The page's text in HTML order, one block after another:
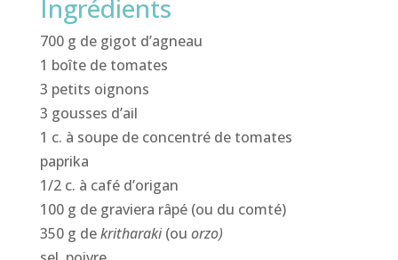
Ingrédients
700 g de gigot d’agneau
1 boîte de tomates
3 petits oignons
3 gousses d’ail
1 c. à soupe de concentré de tomates
paprika
1/2 c. à café d’origan
100 g de graviera râpé (ou du comté)
350 g dekritharaki(ou orzo)